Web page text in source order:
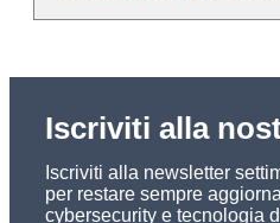
Iscriviti alla
Iscriviti alla newsletter
per restare sempre
cybersecurity e tecnologia